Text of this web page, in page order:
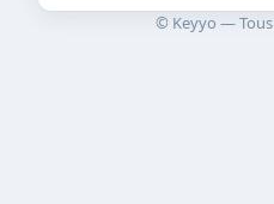
© Keyyo —